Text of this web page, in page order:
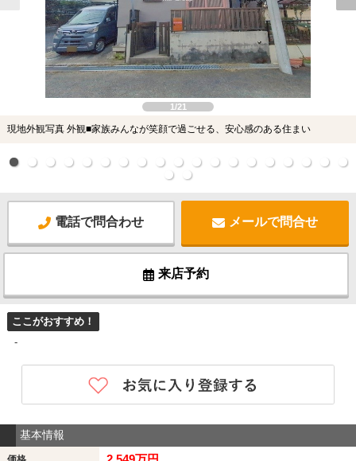
1/21
現地外観写真 外観■家族みんなが笑顔で過ごせる、安心感のある住まい
電話で問合わせ メールで問合せ
来店予約
ここがおすすめ！
-
基本情報